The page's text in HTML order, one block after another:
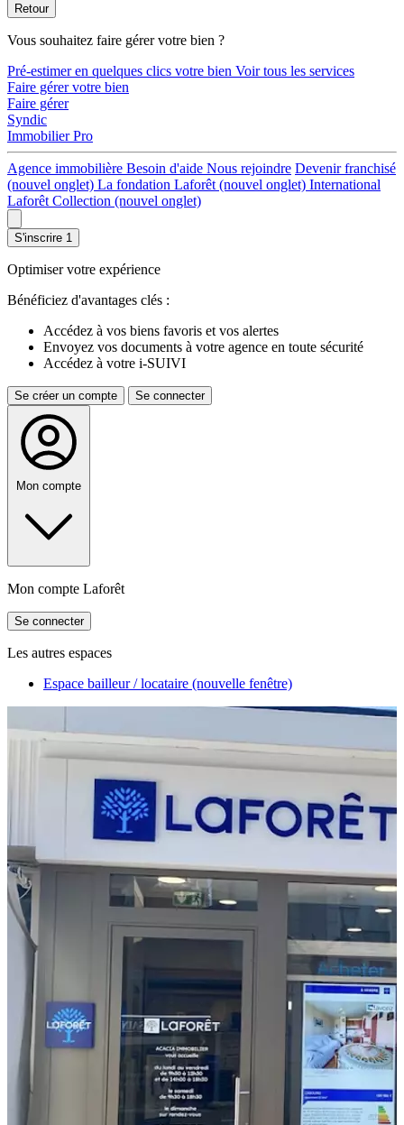
Retour
Vous souhaitez faire gérer votre bien ?
Pré-estimer en quelques clics votre bien Voir tous les services
Faire gérer votre bien
Faire gérer
Syndic
Immobilier Pro
Agence immobilière Besoin d'aide Nous rejoindre Devenir franchisé
(nouvel onglet) La fondation Laforêt (nouvel onglet) International
Laforêt Collection (nouvel onglet)
S'inscrire 1
Optimiser votre expérience
Bénéficiez d'avantages clés :
Accédez à vos biens favoris et vos alertes
Envoyez vos documents à votre agence en toute sécurité
Accédez à votre i-SUIVI
Se créer un compte Se connecter
Mon compte
Mon compte Laforêt
Se connecter
Les autres espaces
Espace bailleur / locataire (nouvelle fenêtre)